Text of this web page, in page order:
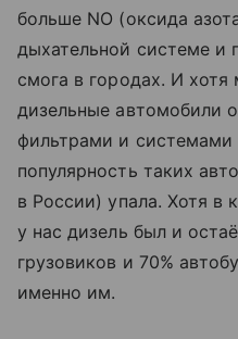
больше NO (оксида
дыхательной системе и
смога в городах. И
дизельные автомобили
фильтрами и системами
популярность таких
в России) упала. Хотя в
у нас дизель был и
грузовиков и 70%
именно им.